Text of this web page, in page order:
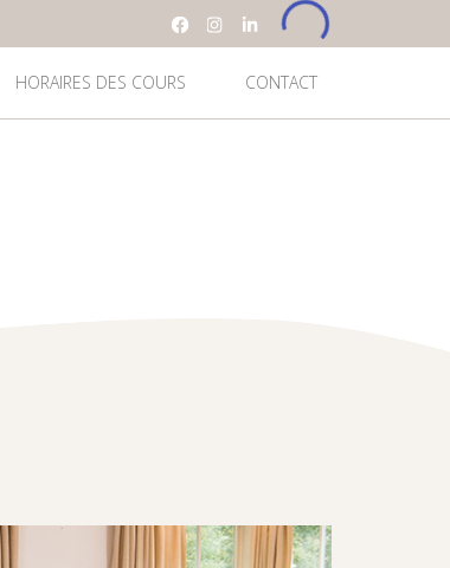
HORAIRES DES COURS CONTACT